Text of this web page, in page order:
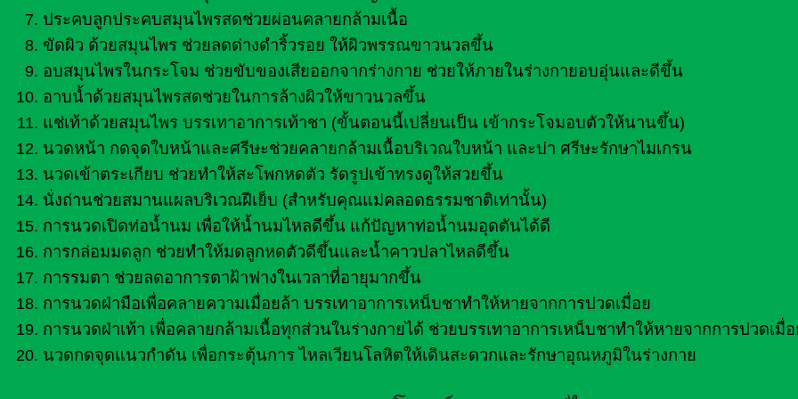
ประคบลูกประคบสมุนไพรสดช่วยผ่อนคลายกล้ามเนื้อ
ขัดผิว ด้วยสมุนไพร ช่วยลดด่างดำริ้วรอย ให้ผิวพรรณขาวนวลขึ้น
อบสมุนไพรในกระโจม ช่วยขับของเสียออกจากร่างกาย ช่วยให้ภายในร่างกายอบอุ่นและดีขึ้น
อาบน้ำด้วยสมุนไพรสดช่วยในการล้างผิวให้ขาวนวลขึ้น
แช่เท้าด้วยสมุนไพร บรรเทาอาการเท้าชา (ขั้นตอนนี้เปลี่ยนเป็น เข้ากระโจมอบตัวให้นานขึ้น)
นวดหน้า กดจุดใบหน้าและศรีษะช่วยคลายกล้ามเนื้อบริเวณใบหน้า และบ่า ศรีษะรักษาไมเกรน
นวดเข้าตระเกียบ ช่วยทำให้สะโพกหดตัว รัดรูปเข้าทรงดูให้สวยขึ้น
นั่งถ่านช่วยสมานแผลบริเวณฝีเย็บ (สำหรับคุณแม่คลอดธรรมชาติเท่านั้น)
การนวดเปิดท่อน้ำนม เพื่อให้น้ำนมไหลดีขึ้น แก้ปัญหาท่อน้ำนมอุดตันได้ดี
การกล่อมมดลูก ช่วยทำให้มดลูกหดตัวดีขึ้นและน้ำคาวปลาไหลดีขึ้น
การรมตา ช่วยลดอาการตาฝ้าฟางในเวลาที่อายุมากขึ้น
การนวดฝ่ามือเพื่อคลายความเมื่อยล้า บรรเทาอาการเหน็บชาทำให้หายจากการปวดเมื่อย
การนวดฝ่าเท้า เพื่อคลายกล้ามเนื้อทุกส่วนในร่างกายได้ ช่วยบรรเทาอาการเหน็บชาทำให้หายจากการปวดเมื่
นวดกดจุดแนวกำดัน เพื่อกระตุ้นการ ไหลเวียนโลหิตให้เดินสะดวกและรักษาอุณหภูมิในร่างกาย